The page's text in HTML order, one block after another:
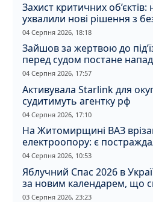
Захист критичних
ухвалили нові рішення з
04 Серпня 2026, 18:18
Зайшов за жертвою до
перед судом постане
04 Серпня 2026, 17:57
Активувала Starlink для
судитимуть агентку рф
04 Серпня 2026, 17:10
На Житомирщині ВАЗ
електроопору: є
04 Серпня 2026, 10:53
Яблучний Спас 2026 в
за новим календарем, що
прикмети дня
03 Серпня 2026, 23:23